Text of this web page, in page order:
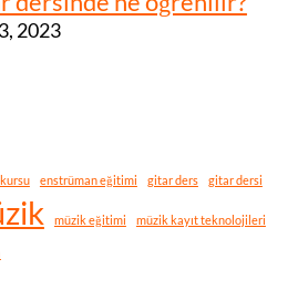
2023
enstrüman eğitimi gitar ders gitar dersi
müzik eğitimi müzik kayıt teknolojileri